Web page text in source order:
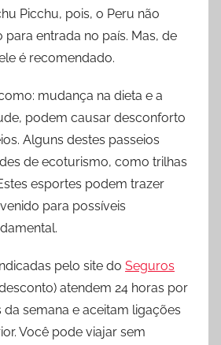
Picchu, pois, o Peru não
para entrada no país. Mas, de
é recomendado.
mudança na dieta e a
podem causar desconforto
Alguns destes passeios
de ecoturismo, como trilhas
esportes podem trazer
para possíveis
pelo site do Seguros
atendem 24 horas por
semana e aceitam ligações
Você pode viajar sem